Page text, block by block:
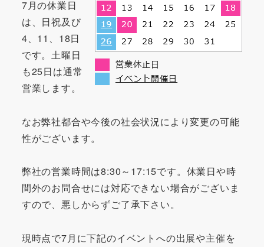
7月の休業日
は、日祝及び
4、11、18日
です。土曜日
も25日は通常
営業します。
なお弊社都合や今後の社会状況により変更の可能
性がございます。
弊社の営業時間は8:30～17:15です。休業日や時
間外のお問合せには対応できない場合がございま
すので、悪しからずご了承下さい。
現時点で7月に下記のイベントへの出展や主催を